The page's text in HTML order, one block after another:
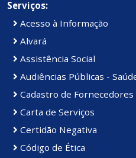
Serviços:
Acesso à Informação
Alvará
Assistência Social
Audiências Públicas -
Cadastro de Fornecedores
Carta de Serviços
Certidão Negativa
Código de Ética